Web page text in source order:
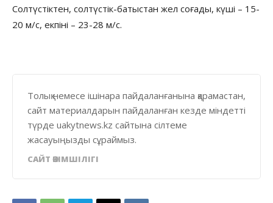
Солтүстіктен, солтүстік-батыстан жел соғады, күші – 15-
20 м/с, екпіні – 23-28 м/с.
Толық немесе ішінара пайдаланғанына қарамастан,
сайт материалдарын пайдаланған кезде міндетті
түрде uakytnews.kz сайтына сілтеме
жасауыңызды сұраймыз.
САЙТ ӘКІМШІЛІГІ